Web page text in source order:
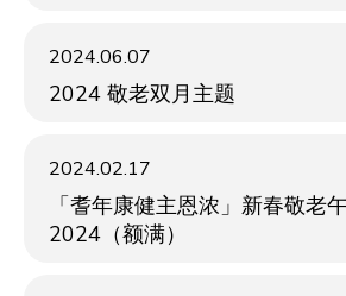
2024.06.07
2024 敬老双月主题
2024.02.17
「耆年康健主恩浓」新春敬老
2024（额满）